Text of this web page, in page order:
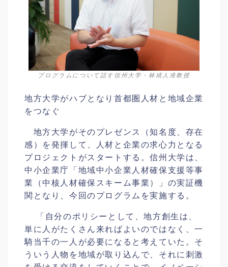
プログラムについて話す信州大学・林靖人准教授
地方大学がハブとなり首都圏人材と地域企業
をつなぐ
地方大学がそのプレゼンス（知名度、存在
感）を発揮して、人材と企業の求心力となる
プロジェクトがスタートする。信州大学は、
中小企業庁「地域中小企業人材確保支援等事
業（中核人材確保スキーム事業）」の実証機
関となり、今回のプログラムを実施する。
「自分のポリシーとして、地方創生は、
単に人がたくさん来ればよいのではなく、一
騎当千の一人が必要になると考えていた。そ
ういう人物を地域が取り込んで、それに刺激